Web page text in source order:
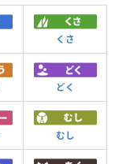
くさ
どく
むし